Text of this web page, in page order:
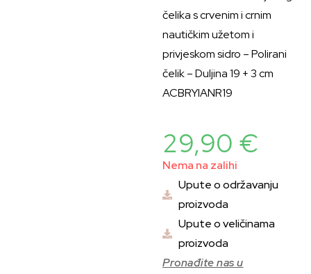
čelika s crvenim i crnim
nautičkim užetom i
privjeskom sidro – Polirani
čelik – Duljina 19 + 3 cm
ACBRYIANR19
29,90 €
Nema na zalihi
Upute o održavanju
proizvoda
Upute o veličinama
proizvoda
Pronađite nas u